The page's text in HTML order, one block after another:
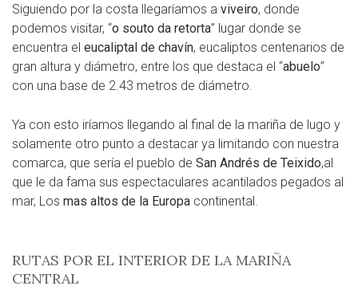
Siguiendo por la costa llegaríamos a viveiro, donde
podemos visitar, “o souto da retorta” lugar donde se
encuentra el eucaliptal de chavín, eucaliptos centenarios de
gran altura y diámetro, entre los que destaca el “abuelo”
con una base de 2.43 metros de diámetro.
Ya con esto iríamos llegando al final de la mariña de lugo y
solamente otro punto a destacar ya limitando con nuestra
comarca, que sería el pueblo de San Andrés de Teixido,al
que le da fama sus espectaculares acantilados pegados al
mar, Los mas altos de la Europa continental.
RUTAS POR EL INTERIOR DE LA MARIÑA
CENTRAL